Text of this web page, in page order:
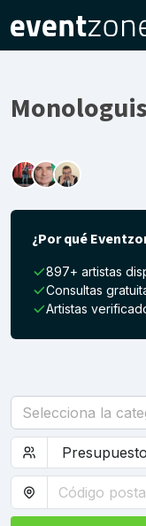
¿Por qué
897+ artistas
Consultas
Artistas
Selecciona la